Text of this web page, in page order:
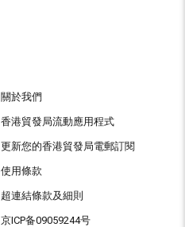
關於我們
香港貿發局流動應用程式
更新您的香港貿發局電郵訂閱
使用條款
超連結條款及細則
京ICP备09059244号